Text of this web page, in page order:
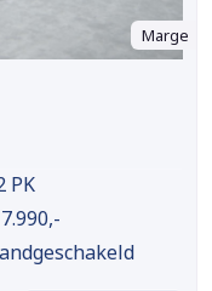
Marge
PK